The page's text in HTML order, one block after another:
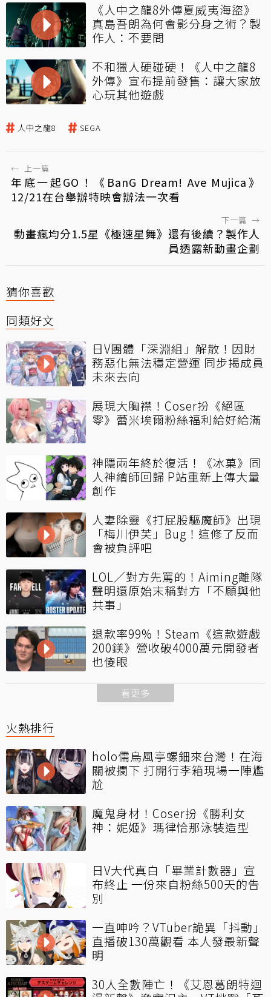
《人中之龍8外傳夏威夷海盜》
真島吾朗為何會影分身之術？製
作人：不要問
不和獵人硬碰硬！《人中之龍8
外傳》宣布提前發售：讓大家放
心玩其他遊戲
人中之龍8 SEGA
← 上一篇
年底一起GO！《BanG Dream! Ave Mujica》
12/21在台舉辦特映會辦法一次看
下一篇 →
動畫瘋均分1.5星《極速星舞》還有後續？製作人
員透露新動畫企劃
猜你喜歡
同類好文
日V團體「深淵組」解散！因財
務惡化無法穩定營運 同步揭成員
未來去向
展現大胸襟！Coser扮《絕區
零》蕾米埃爾粉絲福利給好給滿
神隱兩年終於復活！《冰菓》同
人神繪師回歸 P站重新上傳大量
創作
人妻除靈《打屁股驅魔師》出現
「梅川伊芙」Bug！這修了反而
會被負評吧
LOL／對方先罵的！Aiming離隊
聲明還原始末稱對方「不願與他
共事」
退款率99%！Steam《這款遊戲
200鎂》營收破4000萬元開發者
也傻眼
看更多
火熱排行
holo儒烏風亭螺鈿來台灣！在海
關被攔下 打開行李箱現場一陣尷
尬
魔鬼身材！Coser扮《勝利女
神：妮姬》瑪律恰那泳裝造型
日V大代真白「畢業計數器」宣
布終止 一份來自粉絲500天的告
別
一直呻吟？VTuber詭異「抖動」
直播破130萬觀看 本人發最新聲
明
30人全數陣亡！《艾恩葛朗特迴